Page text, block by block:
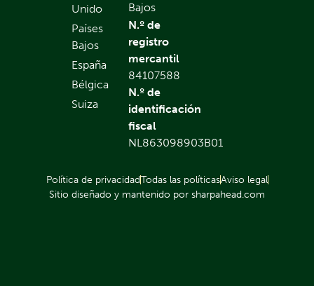
Unido
Países
Bajos
España
Bélgica
Suiza
Bajos
N.º de
registro
mercantil
84107588
N.º de
identificación
fiscal
NL863098903B01
Política de privacidadTodas las políticasAviso legal
Sitio diseñado y mantenido por sharpahead.com